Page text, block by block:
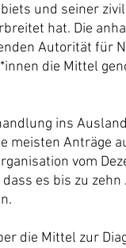
und seiner
hat. Die
Autorität für
die Mittel
ins
meisten Anträge
vom
es bis zu
die Mittel zur